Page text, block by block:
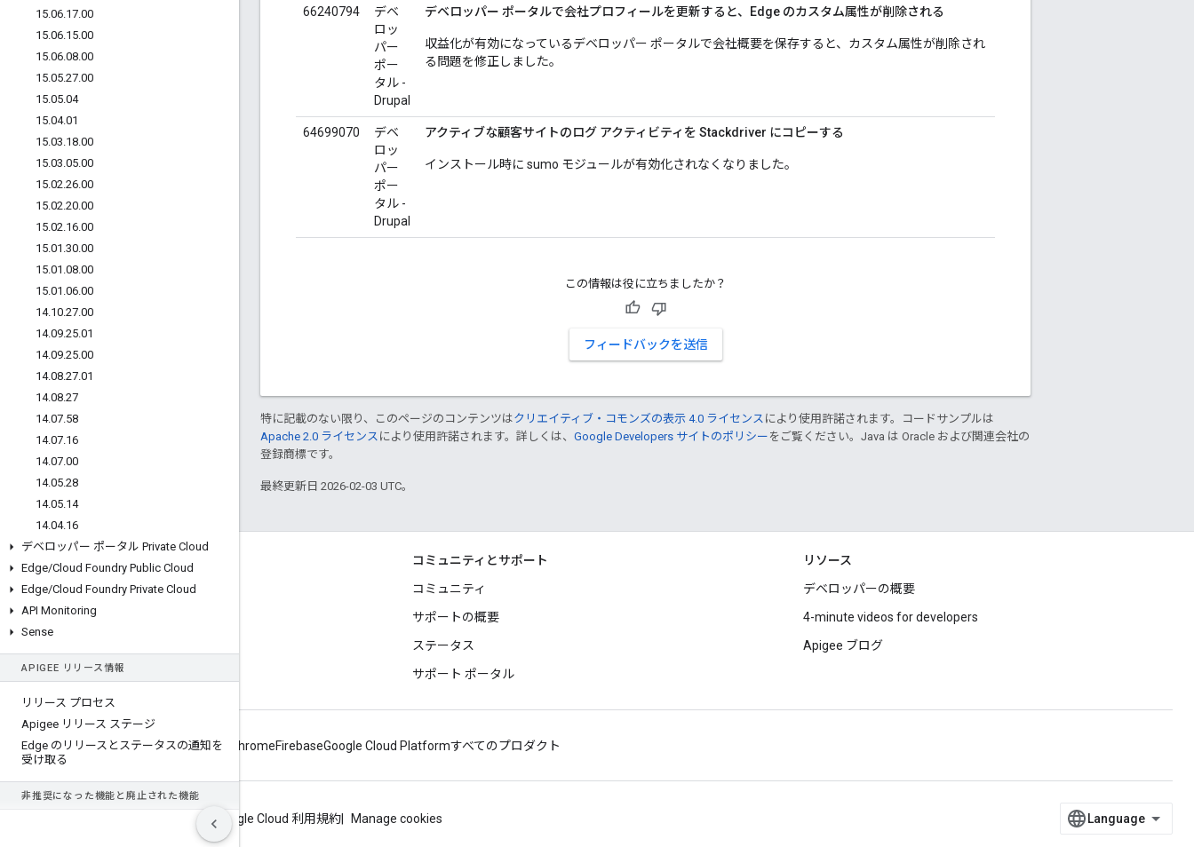
15.06.17.00
15.06.15.00
15.06.08.00
15.05.27.00
15.05.04
15.04.01
15.03.18.00
15.03.05.00
15.02.26.00
15.02.20.00
15.02.16.00
15.01 .30.00
15.01 .08.00
15.01 .06.00
14.10.27.00
14.09.25.01
14.09.25.00
14.08.27.01
14.08.27
14.07.58
14.07.16
14.07.00
14.05.28
14.05.14
14.04.16
デベロッパー ポータル Private Cloud
Edge/Cloud Foundry Public Cloud
Edge/Cloud Foundry Private Cloud
API Monitoring
Sense
APIGEE リリース情報
リリース プロセス
Apigee リリース ステージ
Edge のリリースとステータスの通知を
受け取る
非推奨になった機能と廃止された機能
非推奨になった機能と廃止された機能
66240794
デベ
ロッ
パー
ポー
タル -
Drupal
デベロッパー ポータルで会社プロフィールを更新すると、Edge のカスタム属性が削除される
収益化が有効になっているデベロッパー ポータルで会社概要を保存すると、カスタム属性が削除され
る問題を修正しました。
64699070
デベ
ロッ
パー
ポー
タル -
Drupal
アクティブな顧客サイトのログ アクティビティを Stackdriver にコピーする
インストール時に sumo モジュールが有効化されなくなりました。
この情報は役に立ちましたか？
フィードバックを送信
特に記載のない限り、このページのコンテンツはクリエイティブ・コモンズの表示 4.0 ライセンス により使用許諾されます。コードサンプルは
Apache 2.0 ライセンス により使用許諾されます。詳しくは、 Google Developers サイトのポリシー をご覧ください。Java は Oracle および関連会社の
登録商標です。
最終更新日 2026-02-03 UTC。
Apigee について
We're part of Google
イベント
電子書籍とウェブキャスト
コミュニティとサポート
コミュニティ
サポートの概要
ステータス
サポート ポータル
リソース
デベロッパーの概要
4-minute videos for developers
Apigee ブログ
Android ChromeFirebaseGoogle Cloud Platformすべてのプロダクト
Google Cloud 利用規約 Manage cookies